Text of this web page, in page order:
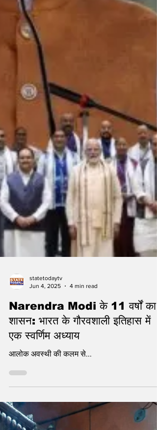
statetodaytv
Jun 4, 2025
4 min read
Narendra Modi के 11 वर्षों का
शासन: भारत के गौरवशाली इतिहास में
एक स्वर्णिम अध्याय
आलोक अवस्थी की कलम से...